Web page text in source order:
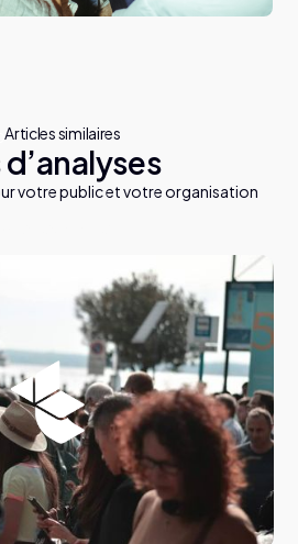
Articles similaires
d’analyses
votre public et votre organisation